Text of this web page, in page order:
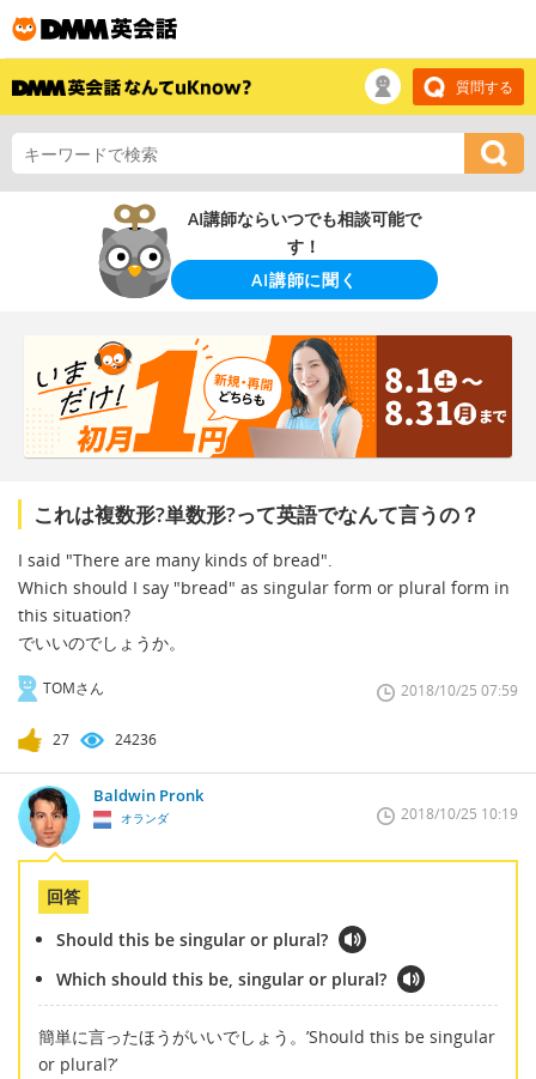
質問する
AI講師ならいつでも相談可能で
す！
AI講師に聞く
これは複数形?単数形?って英語でなんて言うの？
I said "There are many kinds of bread".
Which should I say "bread" as singular form or plural form in
this situation?
でいいのでしょうか。
TOMさん 2018/10/25 07:59
27 24236
Baldwin Pronk
オランダ 2018/10/25 10:19
回答
Should this be singular or plural?
Which should this be, singular or plural?
簡単に言ったほうがいいでしょう。’Should this be singular
or plural?’